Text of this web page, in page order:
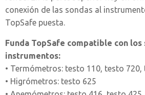
conexión de las sondas al
TopSafe puesta.
Funda TopSafe compatible con
instrumentos:
• Termómetros: testo 110, testo 720,
• Higrómetros: testo 625